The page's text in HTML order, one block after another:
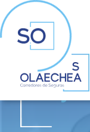
Viajes